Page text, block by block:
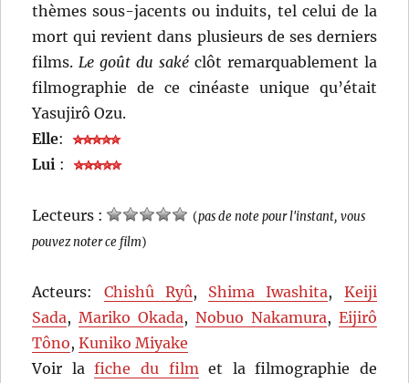
thèmes sous-jacents ou induits, tel celui de la
mort qui revient dans plusieurs de ses derniers
films. Le goût du sakéclôt remarquablement la
filmographie de ce cinéaste unique qu’était
Yasujirô Ozu.
Elle:
Lui :
Lecteurs : (pas de note pour l'instant, vous
pouvez noter ce film)
Acteurs: Chishû Ryû, Shima Iwashita, Keiji
Sada,Mariko Okada, Nobuo Nakamura, Eijirô
Tôno,Kuniko Miyake
Voir lafiche du film et la filmographie de